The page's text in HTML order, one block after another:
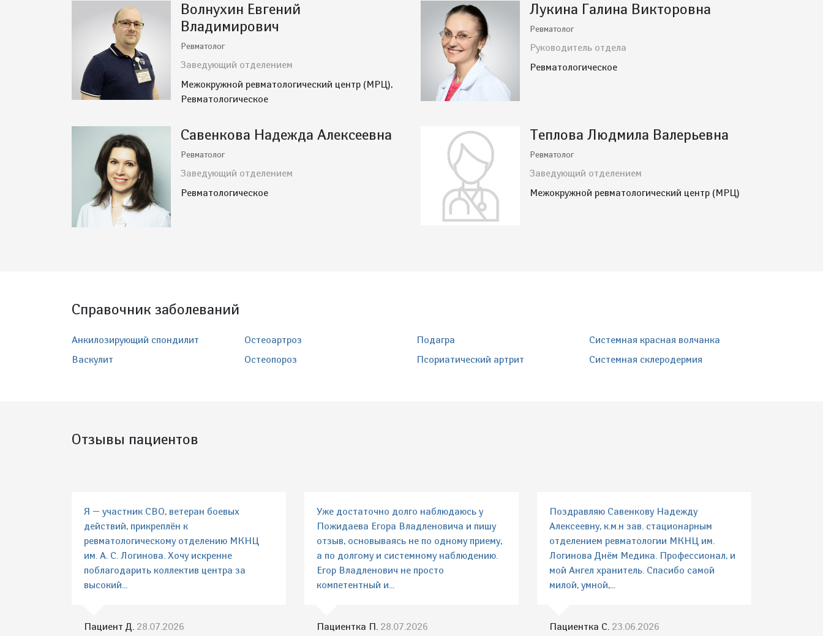
Волнухин Евгений
Владимирович
Ревматолог
Заведующий отделением
Межокружной ревматологический центр (МРЦ),
Ревматологическое
Лукина Галина Викторовна
Ревматолог
Руководитель отдела
Ревматологическое
Савенкова Надежда Алексеевна
Ревматолог
Заведующий отделением
Ревматологическое
Теплова Людмила Валерьевна
Ревматолог
Заведующий отделением
Межокружной ревматологический центр (МРЦ)
Справочник заболеваний
Анкилозирующий спондилит
Васкулит
Остеоартроз
Остеопороз
Подагра
Псориатический артрит
Системная красная волчанка
Системная склеродермия
Отзывы пациентов
Я — участник СВО, ветеран боевых
действий, прикреплён к
ревматологическому отделению МКНЦ
им. А. С. Логинова. Хочу искренне
поблагодарить коллектив центра за
высокий...
Пациент Д. 28.07.2026
Уже достаточно долго наблюдаюсь у
Пожидаева Егора Владленовича и пишу
отзыв, основываясь не по одному приему,
а по долгому и системному наблюдению.
Егор Владленович не просто
компетентный и...
Пациентка П. 28.07.2026
Поздравляю Савенкову Надежду
Алексеевну, к.м.н зав. стационарным
отделением ревматологии МКНЦ им.
Логинова Днём Медика. Профессионал, и
мой Ангел хранитель. Спасибо самой
милой, умной,...
Пациентка С. 23.06.2026